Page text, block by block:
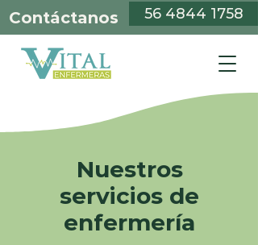
Contáctanos 56 4844 1758
Nuestros
servicios de
enfermería